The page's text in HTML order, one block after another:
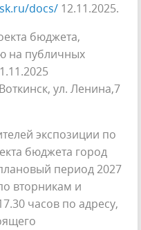
docs/ 12.11.2025.
бюджета,
на публичных
ул. Ленина,7
экспозиции по
бюджета город
период 2027
вторникам и
часов по адресу,